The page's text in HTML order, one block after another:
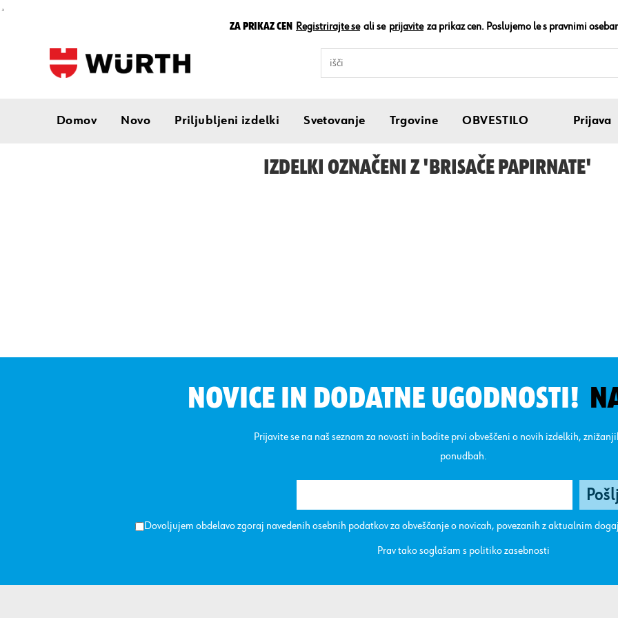
¸
Za prikaz cen
Registrirajte se ali se prijavite za prikaz cen. Poslujemo le s pravnimi
Domov Novo Priljubljeni izdelki Svetovanje Trgovine OBVESTILO Prijava
IZDELKI OZNAČENI Z 'BRISAČE PAPIRNATE'
NOVICE IN DODATNE UGODNOSTI!
Prijavite se na naš seznam za novosti in bodite prvi obveščeni o novih izdelkih,
ponudbah.
Dovoljujem obdelavo zgoraj navedenih osebnih podatkov za obveščanje o novicah, povezanih z aktualnim
Prav tako soglašam s politiko zasebnosti